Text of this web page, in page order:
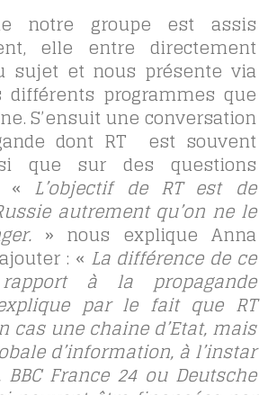
notre groupe est assis
elle entre directement
sujet et nous présente via
programmes que
S’ensuit une conversation
dont RT est souvent
que sur des questions
« L’objectif de RT est de
autrement qu’on ne le
» nous explique Anna
: « La différence de ce
à la propagande
par le fait que RT
cas une chaine d’Etat, mais
d’information, à l’instar
BBC France 24 ou Deutsche